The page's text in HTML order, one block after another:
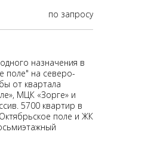
по запросу
назначения в
поле" на северо-
от квартала
МЦК «Зорге» и
5700 квартир в
поле и ЖК